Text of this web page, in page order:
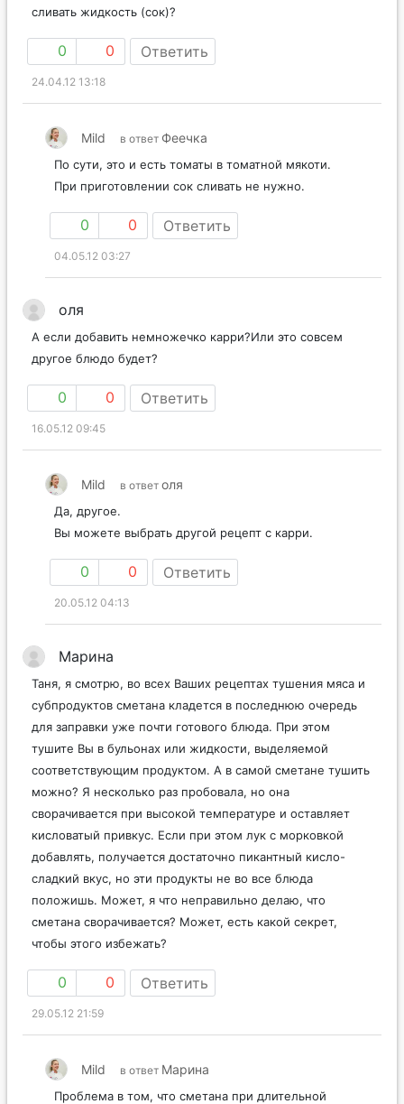
сливать жидкость (сок)?
0 0 Ответить
24.04.12 13:18
Mild в ответ Феечка
По сути, это и есть томаты в томатной мякоти.
При приготовлении сок сливать не нужно.
0 0 Ответить
04.05.12 03:27
оля
А если добавить немножечко карри?Или это совсем
другое блюдо будет?
0 0 Ответить
16.05.12 09:45
Mild в ответ оля
Да, другое.
Вы можете выбрать другой рецепт с карри.
0 0 Ответить
20.05.12 04:13
Марина
Таня, я смотрю, во всех Ваших рецептах тушения мяса и
субпродуктов сметана кладется в последнюю очередь
для заправки уже почти готового блюда. При этом
тушите Вы в бульонах или жидкости, выделяемой
соответствующим продуктом. А в самой сметане тушить
можно? Я несколько раз пробовала, но она
сворачивается при высокой температуре и оставляет
кисловатый привкус. Если при этом лук с морковкой
добавлять, получается достаточно пикантный кисло-
сладкий вкус, но эти продукты не во все блюда
положишь. Может, я что неправильно делаю, что
сметана сворачивается? Может, есть какой секрет,
чтобы этого избежать?
0 0 Ответить
29.05.12 21:59
Mild в ответ Марина
Проблема в том, что сметана при длительной